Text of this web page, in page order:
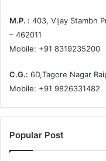
M.P. : 403, Vijay Stambh
– 462011
Mobile: +91 8319235200
C.G.: 6D,Tagore Nagar
Mobile: +91 9826331482
Popular Post